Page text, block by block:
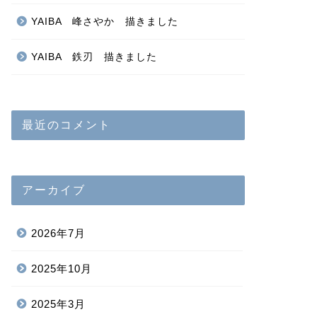
YAIBA 峰さやか 描きました
YAIBA 鉄刃 描きました
最近のコメント
アーカイブ
2026年7月
2025年10月
2025年3月